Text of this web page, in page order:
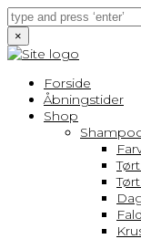
×
Forside
Åbningstider
Shop